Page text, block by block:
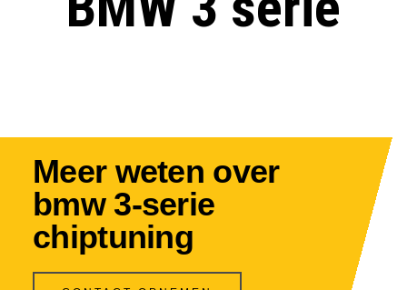
Meer weten over
bmw 3-serie
chiptuning